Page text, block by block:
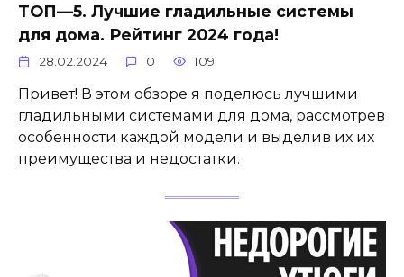
ТОП—5. Лучшие гладильные системы
для дома. Рейтинг 2024 года!
28.02.2024 0 109
Привет! В этом обзоре я поделюсь лучшими
гладильными системами для дома, рассмотрев
особенности каждой модели и выделив их их
преимущества и недостатки.